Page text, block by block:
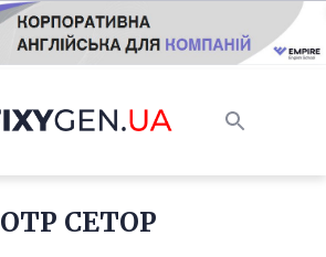
OTP CETOP